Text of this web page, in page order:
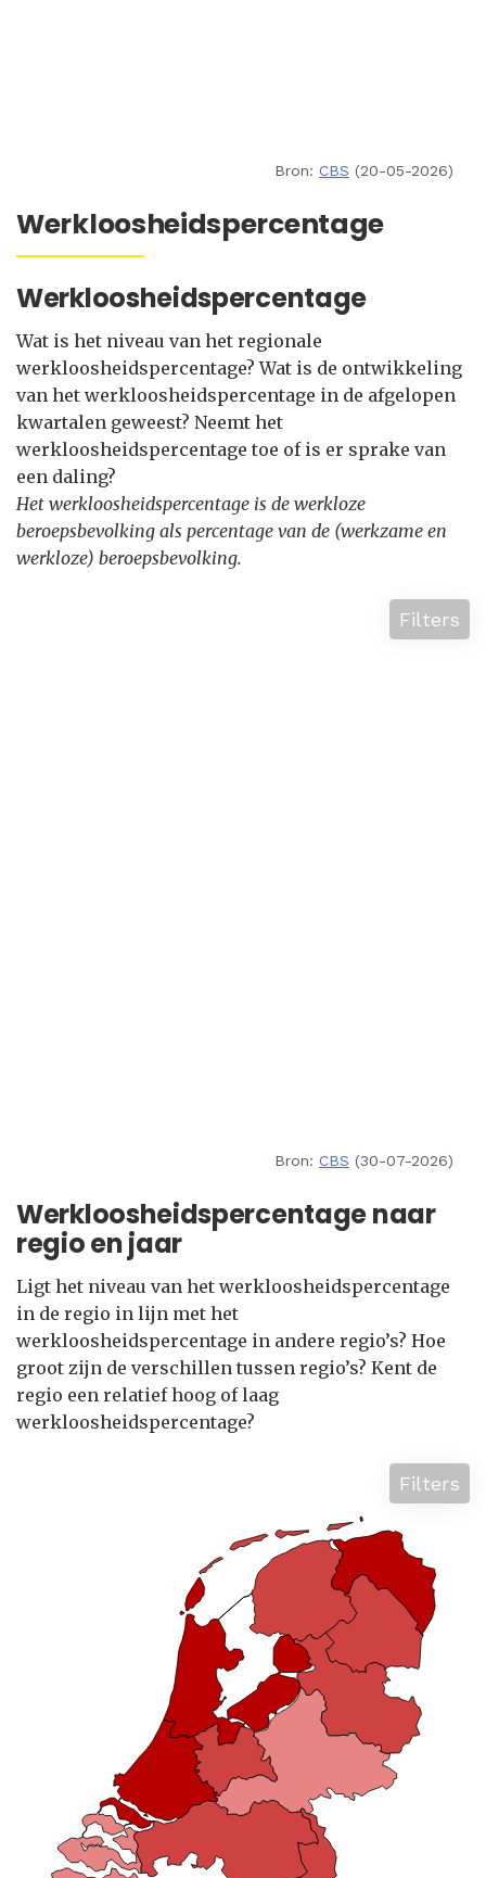
Bron: CBS (20-05-2026)
Werkloosheidspercentage
Werkloosheidspercentage
Wat is het niveau van het regionale
werkloosheidspercentage? Wat is de ontwikkeling
van het werkloosheidspercentage in de afgelopen
kwartalen geweest? Neemt het
werkloosheidspercentage toe of is er sprake van
een daling?
Het werkloosheidspercentage is de werkloze
beroepsbevolking als percentage van de (werkzame en
werkloze) beroepsbevolking.
Filters
Bron: CBS (30-07-2026)
Werkloosheidspercentage naar
regio en jaar
Ligt het niveau van het werkloosheidspercentage
in de regio in lijn met het
werkloosheidspercentage in andere regio’s? Hoe
groot zijn de verschillen tussen regio’s? Kent de
regio een relatief hoog of laag
werkloosheidspercentage?
Filters